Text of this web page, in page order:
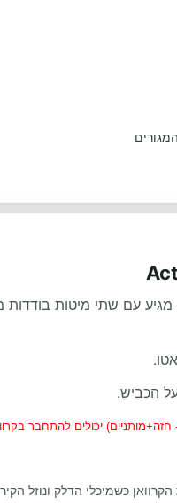
מגיע עם שתי מיטות בודדות
הכביש.
כשמיכלי הדלק ונוזל